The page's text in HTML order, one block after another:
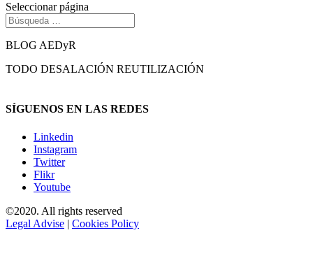
Seleccionar página
BLOG AEDyR
TODO DESALACIÓN REUTILIZACIÓN
SÍGUENOS EN LAS REDES
Linkedin
Instagram
Twitter
Flikr
Youtube
©2020. All rights reserved
Legal Advise | Cookies Policy